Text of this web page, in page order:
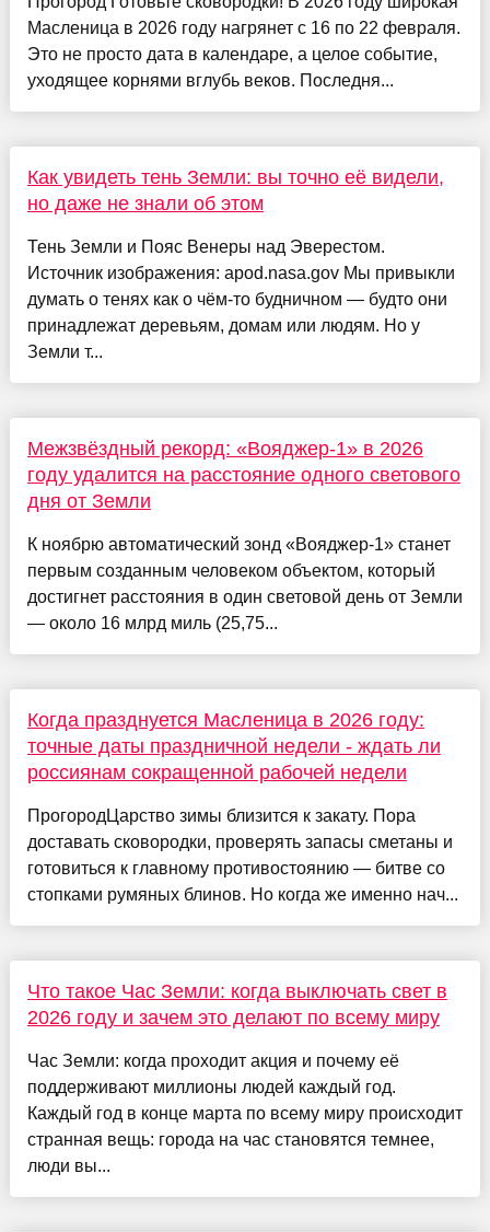
Масленица в 2026 году нагрянет с 16 по 22 февраля.
Это не просто дата в календаре, а целое событие,
уходящее корнями вглубь веков. Последня...
Как увидеть тень Земли: вы точно её видели,
но даже не знали об этом
Тень Земли и Пояс Венеры над Эверестом.
Источник изображения: apod.nasa.gov Мы привыкли
думать о тенях как о чём-то будничном — будто они
принадлежат деревьям, домам или людям. Но у
Земли т...
Межзвёздный рекорд: «Вояджер-1» в 2026
году удалится на расстояние одного светового
дня от Земли
К ноябрю автоматический зонд «Вояджер-1» станет
первым созданным человеком объектом, который
достигнет расстояния в один световой день от Земли
— около 16 млрд миль (25,75...
Когда празднуется Масленица в 2026 году:
точные даты праздничной недели - ждать ли
россиянам сокращенной рабочей недели
ПрогородЦарство зимы близится к закату. Пора
доставать сковородки, проверять запасы сметаны и
готовиться к главному противостоянию — битве со
стопками румяных блинов. Но когда же именно нач...
Что такое Час Земли: когда выключать свет в
2026 году и зачем это делают по всему миру
Час Земли: когда проходит акция и почему её
поддерживают миллионы людей каждый год.
Каждый год в конце марта по всему миру происходит
странная вещь: города на час становятся темнее,
люди вы...